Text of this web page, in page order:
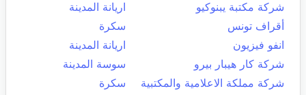
شركة مكتبة يبنوكيو
اريانة المدينة
أقراف تونس
سكرة
انفو فيزيون
اريانة المدينة
شركة كار هيبار بيرو
سوسة المدينة
شركة مملكة الاعلامية والمكتبية
سكرة